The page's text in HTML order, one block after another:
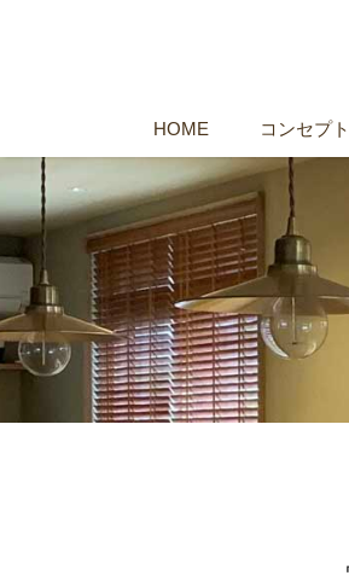
HOME コンセプト